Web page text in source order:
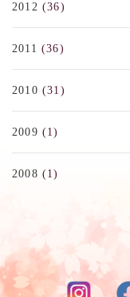
2012 (36)
2011 (36)
2010 (31)
2009 (1)
2008 (1)